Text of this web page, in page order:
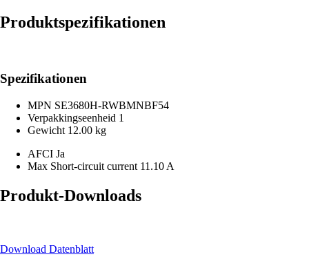
Produktspezifikationen
Spezifikationen
MPN SE3680H-RWBMNBF54
Verpakkingseenheid 1
Gewicht 12.00 kg
AFCI Ja
Max Short-circuit current 11.10 A
Produkt-Downloads
Download Datenblatt